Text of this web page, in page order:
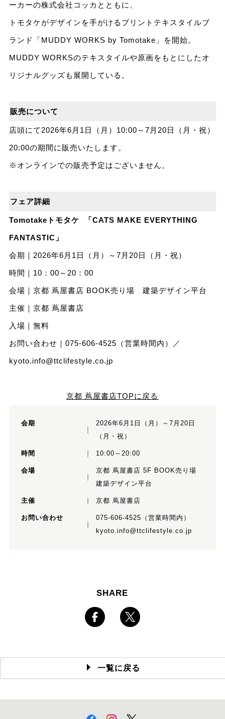
ーカーの株式会社コッカとともに、
トモタケがデザインを手がけるプリントテキスタイルブ
ランド「MUDDY WORKS by Tomotake」を開始。
MUDDY WORKSのテキスタイルや原画をもとにしたオ
リジナルグッズも展開している。
販売について
店頭にて2026年6月1日（月）10:00～7月20日（月・祝）
20:00の期間に販売いたします。
※オンラインでの販売予定はございません。
フェア詳細
Tomotakeトモタケ 「CATS MAKE EVERYTHING
FANTASTIC」
会期｜2026年6月1日（月）～7月20日（月・祝）
時間｜10：00～20：00
会場｜京都 蔦屋書店 BOOK売り場 建築デザイン平台
主催｜京都 蔦屋書店
入場｜無料
お問い合わせ｜075-606-4525（営業時間内）／
kyoto.info@ttclifestyle.co.jp
京都 蔦屋書店TOPに戻る
会期
2026年6月1日（月）～7月20日
（月・祝）
時間 10:00～20:00
会場
京都 蔦屋書店 5F BOOK売り場
建築デザイン平台
主催 京都 蔦屋書店
お問い合わせ
075-606-4525（営業時間内）
kyoto.info@ttclifestyle.co.jp
SHARE
一覧に戻る